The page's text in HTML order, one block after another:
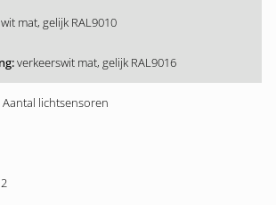
wit mat, gelijk RAL9010
verkeerswit mat, gelijk RAL9016
Aantal lichtsensoren
2